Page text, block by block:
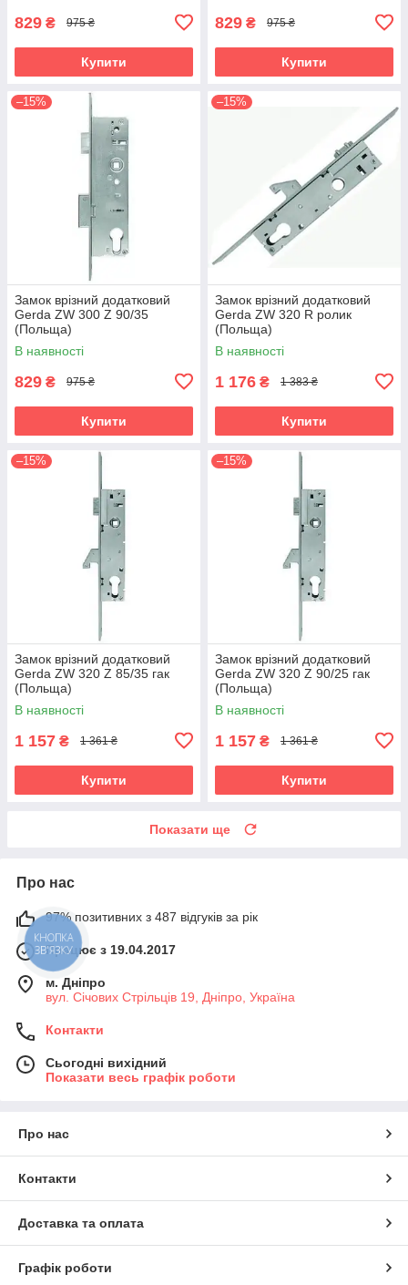
829 ₴ 975 ₴
Купити
829 ₴ 975 ₴
Купити
–15%
Замок врізний додатковий
Gerda ZW 300 Z 90/35
(Польща)
В наявності
829 ₴ 975 ₴
Купити
–15%
Замок врізний додатковий
Gerda ZW 320 R ролик
(Польща)
В наявності
1 176 ₴ 1 383 ₴
Купити
–15%
Замок врізний додатковий
Gerda ZW 320 Z 85/35 гак
(Польща)
В наявності
1 157 ₴ 1 361 ₴
Купити
–15%
Замок врізний додатковий
Gerda ZW 320 Z 90/25 гак
(Польща)
В наявності
1 157 ₴ 1 361 ₴
Купити
Показати ще
Про нас
97% позитивних з 487 відгуків за рік
Працює з 19.04.2017
м. Дніпро
вул. Січових Стрільців 19, Дніпро, Україна
Контакти
Сьогодні вихідний
Показати весь графік роботи
Про нас
Контакти
Доставка та оплата
Графік роботи
КНОПКА
ЗВ'ЯЗКУ